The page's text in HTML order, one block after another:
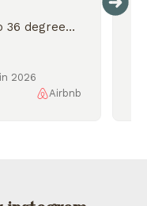
36 degrees
and we
lakes
2026
Airbnb